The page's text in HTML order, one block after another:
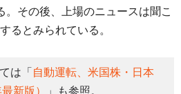
。その後、上場のニュースは聞こ
るとみられている。
は「 自動運転、米国株・日本
新版）
」も参照。